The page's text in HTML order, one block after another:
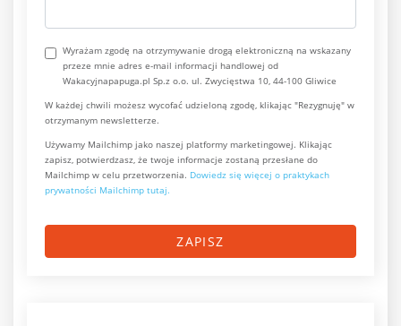
Wyrażam zgodę na otrzymywanie drogą elektroniczną na wskazany
przeze mnie adres e-mail informacji handlowej od
Wakacyjnapapuga.pl Sp.z o.o. ul. Zwycięstwa 10, 44-100 Gliwice
W każdej chwili możesz wycofać udzieloną zgodę, klikając "Rezygnuję" w
otrzymanym newsletterze.
Używamy Mailchimp jako naszej platformy marketingowej. Klikając
zapisz, potwierdzasz, że twoje informacje zostaną przesłane do
Mailchimp w celu przetworzenia. Dowiedz się więcej o praktykach
prywatności Mailchimp tutaj.
ZAPISZ